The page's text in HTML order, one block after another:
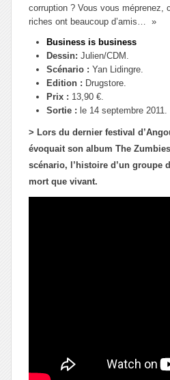
corruption ? Vous vous méprenez,
riches ont beaucoup d’amis… »
Business is business
Dessin: Julien/CDM.
Scénario : Yan Lidingre.
Edition : Drugstore.
Prix : 13,90 €.
Sortie : le 14 septembre 2011.
> Lors du dernier festival
évoquait son album The
scénario, l’histoire d’un groupe
mort que vivant.